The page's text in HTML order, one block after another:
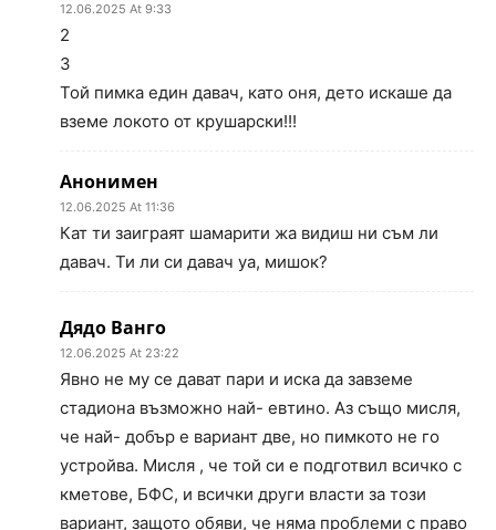
12.06.2025 At 9:33
2
3
Той пимка един давач, като оня, дето искаше да
вземе локото от крушарски!!!
Анонимен
12.06.2025 At 11:36
Кат ти заиграят шамарити жа видиш ни съм ли
давач. Ти ли си давач уа, мишок?
Дядо Ванго
12.06.2025 At 23:22
Явно не му се дават пари и иска да завземе
стадиона възможно най- евтино. Аз също мисля,
че най- добър е вариант две, но пимкото не го
устройва. Мисля , че той си е подготвил всичко с
кметове, БФС, и всички други власти за този
вариант, защото обяви, че няма проблеми с право